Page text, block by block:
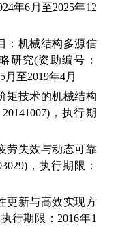
年6 月至2025年12
：机械结构多源信
研究(资助编号：
5月至2019年4月
矩技术的机械结构
20141007)，执行期
劳失效与动态可靠
，执行期限：
更新与高效实现方
执行期限： 2016年1